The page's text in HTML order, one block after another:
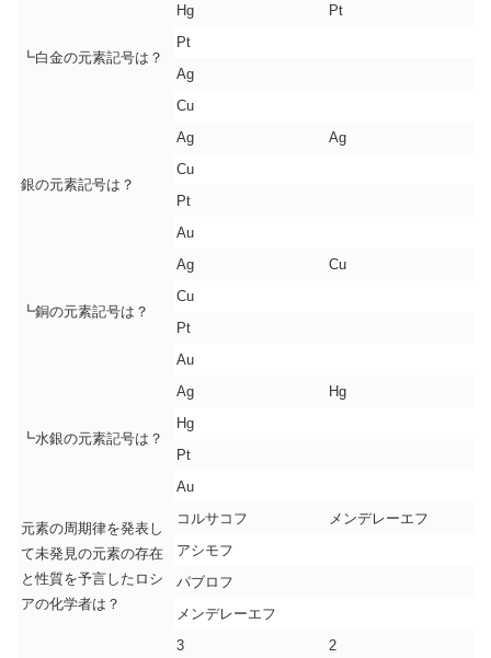
┗白金の元素記号は？
Hg
Pt
Pt
Ag
Cu
銀の元素記号は？
Ag
Ag
Cu
Pt
Au
┗銅の元素記号は？
Ag
Cu
Cu
Pt
Au
┗水銀の元素記号は？
Ag
Hg
Hg
Pt
Au
元素の周期律を発表し
て未発見の元素の存在
と性質を予言したロシ
アの化学者は？
コルサコフ
メンデレーエフ
アシモフ
パブロフ
メンデレーエフ
3
2